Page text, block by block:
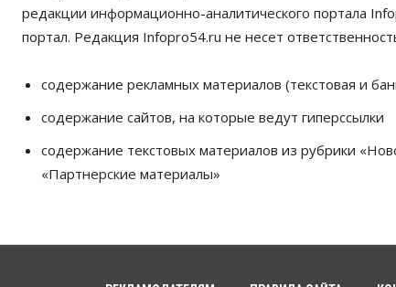
редакции информационно-аналитического портала
портал. Редакция Infopro54.ru не несет
содержание рекламных материалов (текстовая и
содержание сайтов, на которые ведут гиперссылки
содержание текстовых материалов из рубрики
«Партнерские материалы»